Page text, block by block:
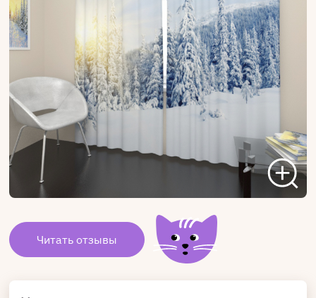
Читать отзывы